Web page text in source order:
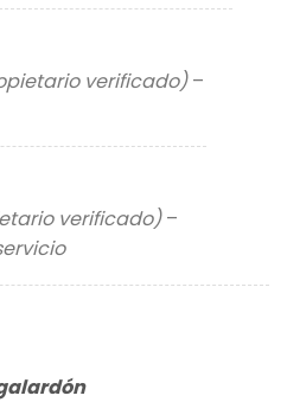
verificado) –
verificado) –